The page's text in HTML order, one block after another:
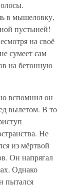
в мышеловку,
пустыней!
на своё
сумеет сам
на бетонную
вспомнил он
вылетом. В то
Не
из мёртвой
Он напрягал
Однако
пытался